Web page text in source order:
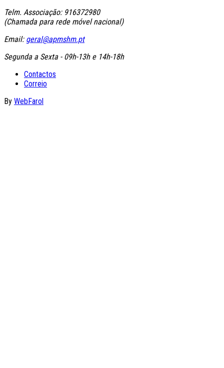
Telm. Associação: 916372980
(Chamada para rede móvel nacional)
Email: geral@apmshm.pt
Segunda a Sexta - 09h-13h e 14h-18h
Contactos
Correio
By WebFarol